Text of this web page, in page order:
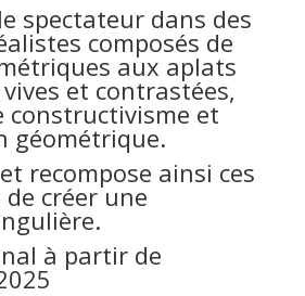
spectateur dans des
composés de
aux aplats
et contrastées,
constructivisme et
géométrique.
recompose ainsi ces
créer une
à partir de